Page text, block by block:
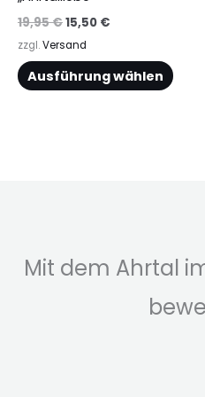
19,95€15,50 €
zzgl.Versand
Ausführung wählen
Mit dem Ahrtal